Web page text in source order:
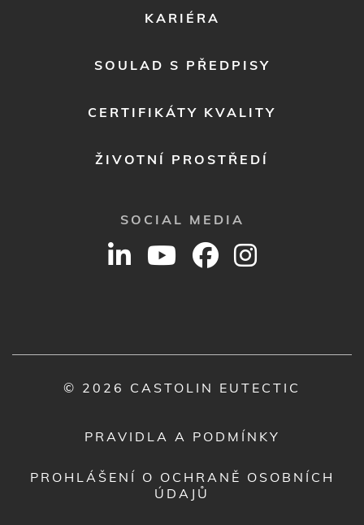
KARIÉRA
SOULAD S PŘEDPISY
CERTIFIKÁTY KVALITY
ŽIVOTNÍ PROSTŘEDÍ
SOCIAL MEDIA
© 2026 CASTOLIN EUTECTIC
PRAVIDLA A PODMÍNKY
PROHLÁŠENÍ O OCHRANĚ OSOBNÍCH
ÚDAJŮ